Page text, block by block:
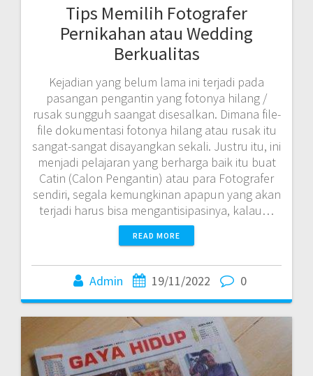
Tips Memilih Fotografer
Pernikahan atau Wedding
Berkualitas
Kejadian yang belum lama ini terjadi pada
pasangan pengantin yang fotonya hilang /
rusak sungguh saangat disesalkan. Dimana file-
file dokumentasi fotonya hilang atau rusak itu
sangat-sangat disayangkan sekali. Justru itu, ini
menjadi pelajaran yang berharga baik itu buat
Catin (Calon Pengantin) atau para Fotografer
sendiri, segala kemungkinan apapun yang akan
terjadi harus bisa mengantisipasinya, kalau…
READ MORE
Admin 19/11/2022 0